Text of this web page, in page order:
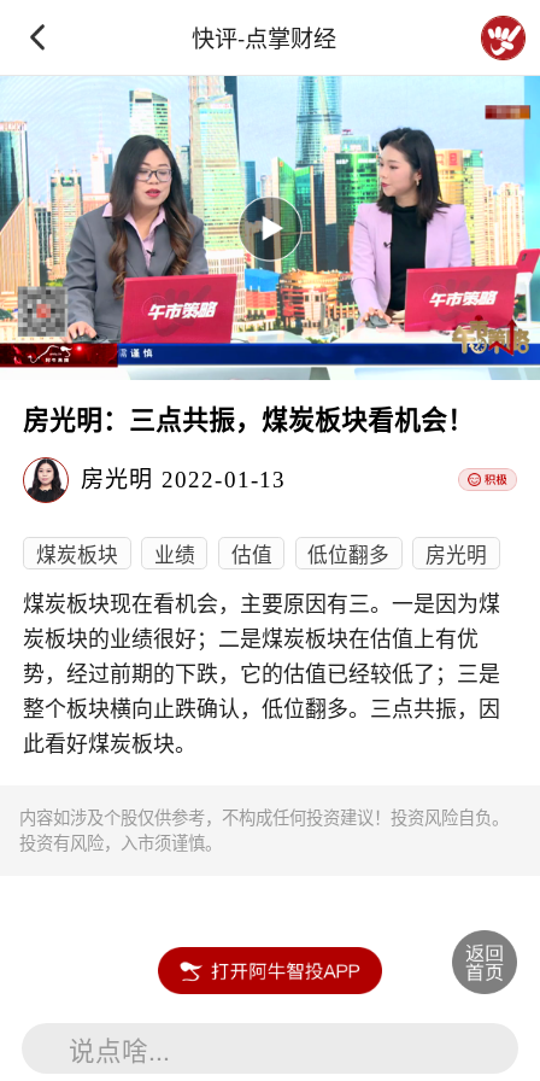
快评-点掌财经
房光明：三点共振，煤炭板块看机会！
房光明 2022-01-13
煤炭板块 业绩 估值 低位翻多 房光明
煤炭板块现在看机会，主要原因有三。一是因为煤
炭板块的业绩很好；二是煤炭板块在估值上有优
势，经过前期的下跌，它的估值已经较低了；三是
整个板块横向止跌确认，低位翻多。三点共振，因
此看好煤炭板块。
内容如涉及个股仅供参考，不构成任何投资建议！投资风险自负。
投资有风险，入市须谨慎。
说点啥...